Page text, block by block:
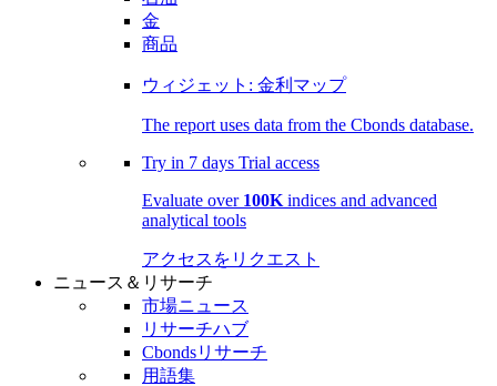
金
商品
ウィジェット: 金利マップ
The report uses data from the Cbonds database.
Try in 7 days Trial access
Evaluate over 100K indices and advanced
analytical tools
アクセスをリクエスト
ニュース＆リサーチ
市場ニュース
リサーチハブ
Cbondsリサーチ
用語集